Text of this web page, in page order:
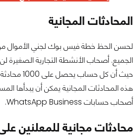
المحادثات المجانية
لحسن الحظ خطة فيس بوك لجني الأموال
الجميع. أصحاب الأنشطة التجارية الصغيرة
حيث أن كل
هذه المحادثات المجانية يمكن أن يبدأها
أصحاب حسابات WhatsApp Business.
محادثات مجانية للمعلنين